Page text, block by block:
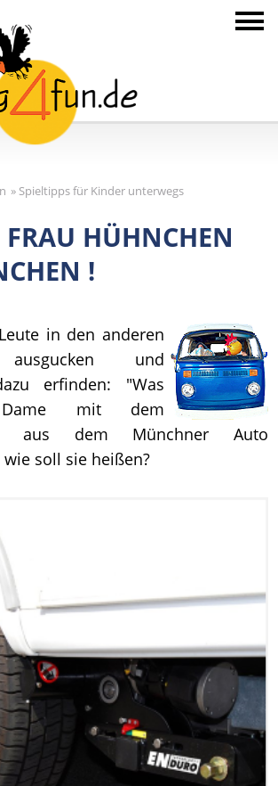
» Spieltipps für Kinder unterwegs
FRAU HÜHNCHEN
!
in den anderen
ausgucken und
erfinden: "Was
mit dem
aus dem Münchner Auto
soll sie heißen?